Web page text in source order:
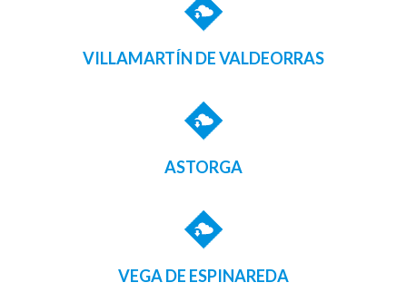
VILLAMARTÍN DE VALDEORRAS
ASTORGA
VEGA DE ESPINAREDA